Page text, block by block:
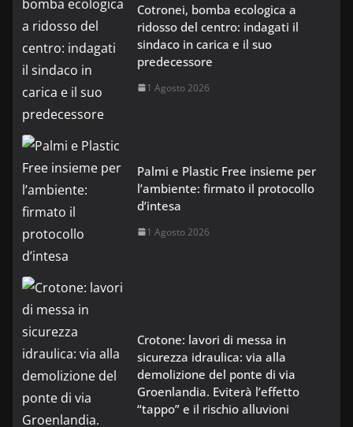
Cotronei, bomba ecologica a
ridosso del centro: indagati il
sindaco in carica e il suo
predecessore
1 Agosto 2026
Palmi e Plastic Free insieme per
l’ambiente: firmato il protocollo
d’intesa
1 Agosto 2026
Crotone: lavori di messa in
sicurezza idraulica: via alla
demolizione del ponte di via
Groenlandia. Eviterà l’effetto
“tappo” e il rischio alluvioni